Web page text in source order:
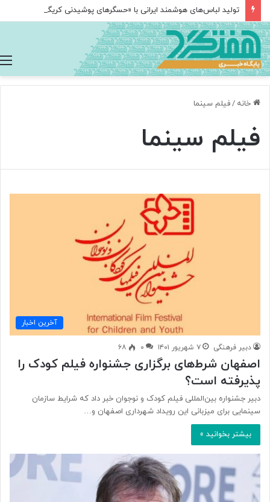
تولید لباس‌های هوشمند ایرانی با «حسگرهای پوشیدنی کریگامی»
خانه /فیلم سینما
فیلم سینما
آخرین اخبار
دبیر فرهنگی ۷ شهریور ۱۴۰۱ ۰ ۶۸
اصفهان شرط‌های برگزاری جشنواره فیلم کودک را
پذیرفته است؟
دبیر جشنواره بین‌المللی فیلم‌ کودک و نوجوان خبر داد که شرایط سازمان
سینمایی برای میزبانی این رویداد شهرداری اصفهان و…
بیشتر بخوانید »